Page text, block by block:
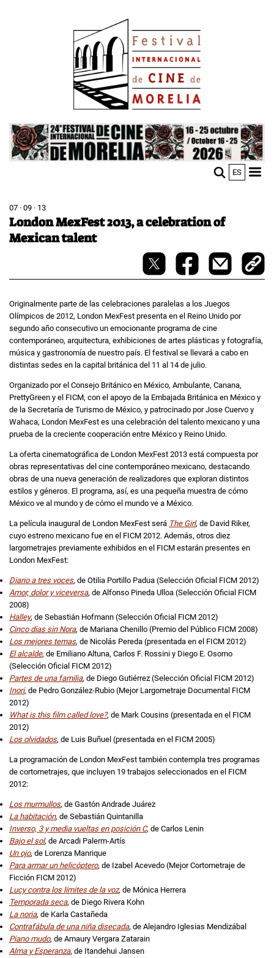
Image
ES
07 · 09 · 13
London MexFest 2013, a celebration of
Mexican talent
Originalmente parte de las celebraciones paralelas a los Juegos
Olímpicos de 2012, London MexFest presenta en el Reino Unido por
segundo año consecutivo un emocionante programa de cine
contemporáneo, arquitectura, exhibiciones de artes plásticas y fotografía,
música y gastronomía de nuestro país. El festival se llevará a cabo en
distintas sedes en la capital británica del 11 al 14 de julio.
Organizado por el Consejo Británico en México, Ambulante, Canana,
PrettyGreen y el FICM, con el apoyo de la Embajada Británica en México y
de la Secretaría de Turismo de México, y patrocinado por Jose Cuervo y
Wahaca, London MexFest es una celebración del talento mexicano y una
prueba de la creciente cooperación entre México y Reino Unido.
La oferta cinematográfica de London MexFest 2013 está compuesta por
obras representativas del cine contemporáneo mexicano, destacando
obras de una nueva generación de realizadores que exploran distintos
estilos y géneros. El programa, así, es una pequeña muestra de cómo
México ve al mundo y de cómo el mundo ve a México.
La película inaugural de London MexFest será The Girl, de David Riker,
cuyo estreno mexicano fue en el FICM 2012. Además, otros diez
largometrajes previamente exhibidos en el FICM estarán presentes en
London MexFest:
Diario a tres voces, de Otilia Portillo Padua (Selección Oficial FICM 2012)
Amor, dolor y viceversa, de Alfonso Pineda Ulloa (Selección Oficial FICM
2008)
Halley, de Sebastián Hofmann (Selección Oficial FICM 2012)
Cinco días sin Nora, de Mariana Chenillo (Premio del Público FICM 2008)
Los mejores temas, de Nicolás Pereda (presentada en el FICM 2012)
El alcalde, de Emiliano Altuna, Carlos F. Rossini y Diego E. Osorno
(Selección Oficial FICM 2012)
Partes de una familia, de Diego Gutiérrez (Selección Oficial FICM 2012)
Inori, de Pedro González-Rubio (Mejor Largometraje Documental FICM
2012)
What is this film called love?, de Mark Cousins (presentada en el FICM
2012)
Los olvidados, de Luis Buñuel (presentada en el FICM 2005)
La programación de London MexFest también contempla tres programas
de cortometrajes, que incluyen 19 trabajos seleccionados en el FICM
2012:
Los murmullos, de Gastón Andrade Juárez
La habitación, de Sebastián Quintanilla
Inverso, 3 y media vueltas en posición C, de Carlos Lenin
Bajo el sol, de Arcadi Palerm-Artís
Un ojo, de Lorenza Manrique
Para armar un helicóptero, de Izabel Acevedo (Mejor Cortometraje de
Ficción FICM 2012)
Lucy contra los límites de la voz, de Mónica Herrera
Temporada seca, de Diego Rivera Kohn
La noria, de Karla Castañeda
Contrafábula de una niña disecada, de Alejandro Iglesias Mendizábal
Piano mudo, de Amaury Vergara Zatarain
Alma y Esperanza, de Itandehui Jansen